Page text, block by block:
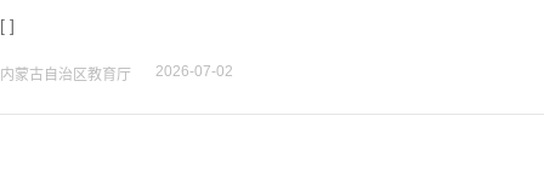
[ ]
内蒙古自治区教育厅 2026-07-02